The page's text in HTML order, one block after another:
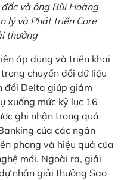
và ông Bùi Hoàng
lý và Phát triển Core
thưởng
áp dụng và triển khai
chuyển đổi dữ liệu
đổi Delta giúp giảm
xuống mức kỷ lục 16
ghi nhận trong quá
của các ngân
phong và hiệu quả của
mới. Ngoài ra, giải
nhận giải thưởng Sao